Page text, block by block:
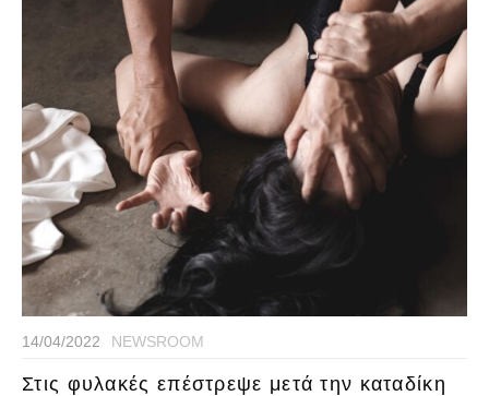
14/04/2022 NEWSROOM
Στις φυλακές επέστρεψε μετά την καταδίκη